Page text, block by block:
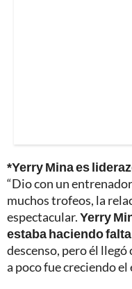
*Yerry Mina es
“Dio con un
muchos trofeos, la
espectacular.Yerry
estaba haciendo
descenso, pero él llegó
a poco fue creciendo el